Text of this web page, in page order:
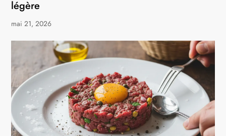
légère
mai 21, 2026